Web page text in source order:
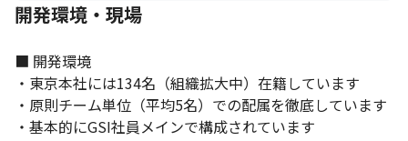
開発環境・現場
■ 開発環境
・東京本社には134名（組織拡大中）在籍しています
・原則チーム単位（平均5名）での配属を徹底しています
・基本的にGSI社員メインで構成されています